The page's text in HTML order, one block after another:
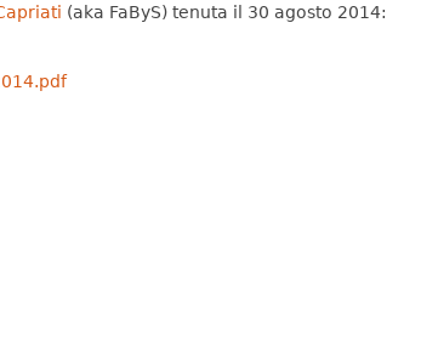
(aka FaByS) tenuta il 30 agosto 2014: